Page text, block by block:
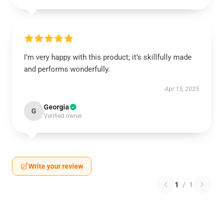
I’m very happy with this product; it’s skillfully made
and performs wonderfully.
Apr 15, 2025
G Georgia
Verified owner
Write your review
1 / 1